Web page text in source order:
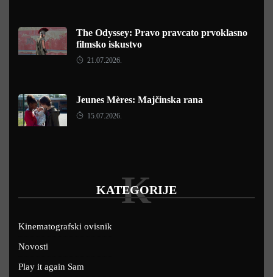
The Odyssey: Pravo pravcato prvoklasno
filmsko iskustvo
21.07.2026.
Jeunes Mères: Majčinska rana
15.07.2026.
KATEGORIJE
K
Kinematografski ovisnik
Novosti
Play it again Sam